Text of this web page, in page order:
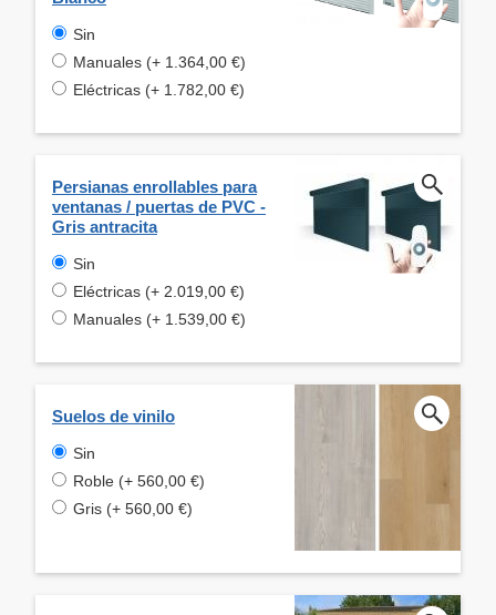
Sin
Manuales (+ 1.364,00 €)
Eléctricas (+ 1.782,00 €)
Persianas enrollables para
ventanas / puertas de PVC -
Gris antracita
Sin
Eléctricas (+ 2.019,00 €)
Manuales (+ 1.539,00 €)
Suelos de vinilo
Sin
Roble (+ 560,00 €)
Gris (+ 560,00 €)